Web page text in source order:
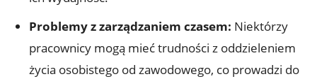
Problemy‌ z zarządzaniem czasem: Niektórzy
pracownicy mogą mieć trudności z⁤ oddzieleniem
życia osobistego od zawodowego, co‍ prowadzi ⁢do⁤